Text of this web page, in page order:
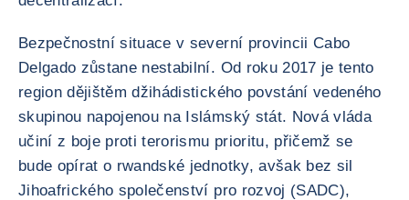
Bezpečnostní situace v severní provincii Cabo
Delgado zůstane nestabilní. Od roku 2017 je tento
region dějištěm džihádistického povstání vedeného
skupinou napojenou na Islámský stát. Nová vláda
učiní z boje proti terorismu prioritu, přičemž se
bude opírat o rwandské jednotky, avšak bez sil
Jihoafrického společenství pro rozvoj (SADC),